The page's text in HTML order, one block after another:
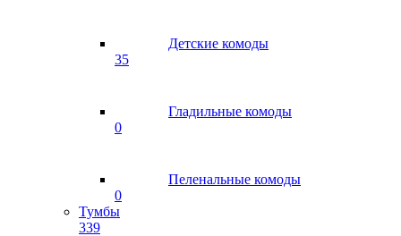
Детские комоды
35
Гладильные комоды
0
Пеленальные комоды
0
Тумбы
339